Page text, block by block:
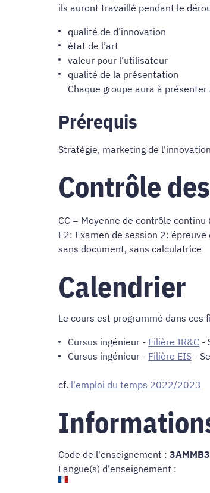
ils auront travaillé pendant le
qualité de d’innovation
état de l’art
valeur pour l’utilisateur
qualité de la présentation
Chaque groupe aura à
Prérequis
Stratégie, marketing de l'innovation
Contrôle
CC = Moyenne de contrôle
E2: Examen de session 2:
sans document, sans calculatrice
Calendrier
Le cours est programmé dans ces
Cursus ingénieur - Filière IR&C -
Cursus ingénieur - Filière EIS -
cf. l'emploi du temps 2022/2023
Code de l'enseignement :
Langue(s) d'enseignement :